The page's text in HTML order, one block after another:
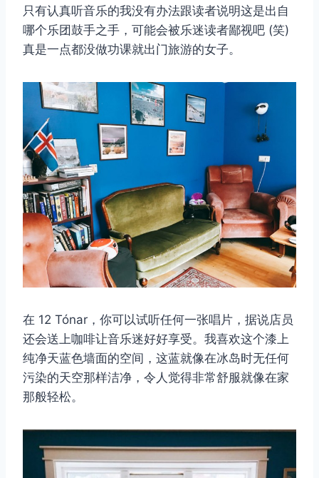
只有认真听音乐的我没有办法跟读者说明这是出自
哪个乐团鼓手之手，可能会被乐迷读者鄙视吧 (笑)
真是一点都没做功课就出门旅游的女子。
在 12 Tónar，你可以试听任何一张唱片，据说店员
还会送上咖啡让音乐迷好好享受。我喜欢这个漆上
纯净天蓝色墙面的空间，这蓝就像在冰岛时无任何
污染的天空那样洁净，令人觉得非常舒服就像在家
那般轻松。